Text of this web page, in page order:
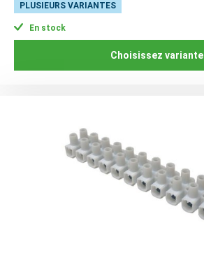
PLUSIEURS VARIANTES
En stock
Choisissez variante